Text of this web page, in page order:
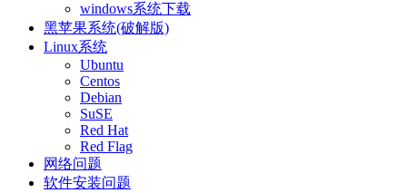
windows系统下载
黑苹果系统(破解版)
Linux系统
Ubuntu
Centos
Debian
SuSE
Red Hat
Red Flag
网络问题
软件安装问题